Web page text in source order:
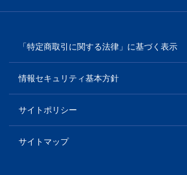
「特定商取引に関する法律」に基づく表示
情報セキュリティ基本方針
サイトポリシー
サイトマップ